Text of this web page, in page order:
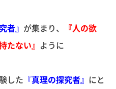
者』 が集まり、
『人の欲
たない』 ように
した 『真理の探究者』 にと